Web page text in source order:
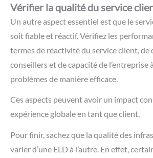
Vérifier la qualité du service
Un autre aspect essentiel est que le
soit fiable et réactif. Vérifiez les
termes de réactivité du service client,
conseillers et de capacité de l’entreprise
problèmes de manière efficace.
Ces aspects peuvent avoir un impact
expérience globale en tant que client.
Pour finir, sachez que la qualité des
varier d’une ELD à l’autre. En effet,